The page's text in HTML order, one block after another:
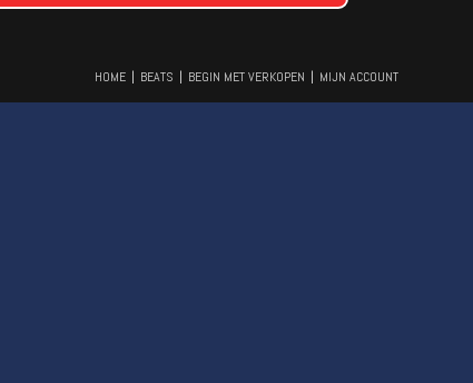
HOME BEATS BEGIN MET VERKOPEN MIJN ACCOUNT